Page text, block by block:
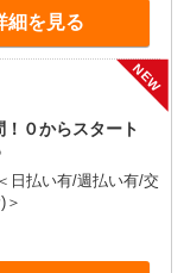
細を見る
NEW
０からスタート
日払い有/週払い有/交